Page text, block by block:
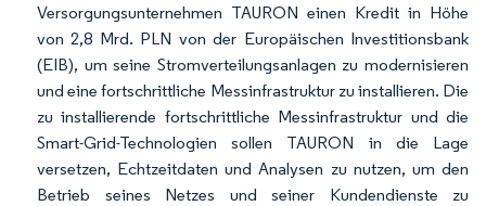
Versorgungsunternehmen TAURON einen Kredit in Höhe
von 2,8 Mrd. PLN von der Europäischen Investitionsbank
(EIB), um seine Stromverteilungsanlagen zu modernisieren
und eine fortschrittliche Messinfrastruktur zu installieren. Die
zu installierende fortschrittliche Messinfrastruktur und die
Smart-Grid-Technologien sollen TAURON in die Lage
versetzen, Echtzeitdaten und Analysen zu nutzen, um den
Betrieb seines Netzes und seiner Kundendienste zu